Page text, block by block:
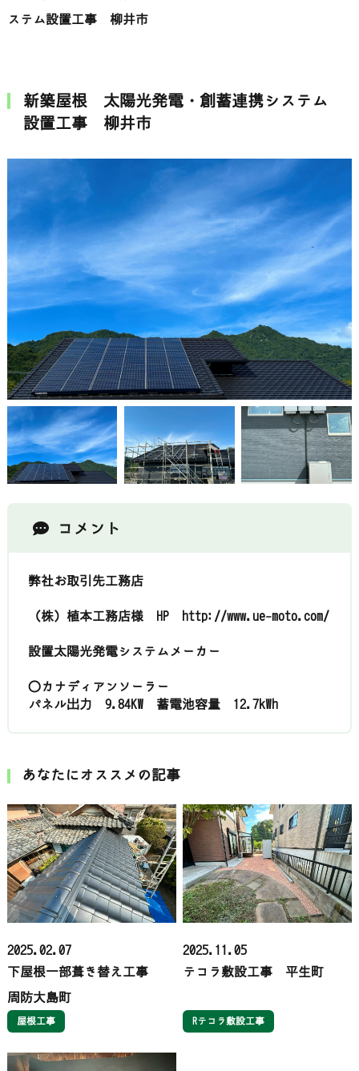
ステム設置工事 柳井市
新築屋根 太陽光発電・創蓄連携システム
設置工事 柳井市
コメント
弊社お取引先工務店
（株）植本工務店様 HP http://www.ue-moto.com/
設置太陽光発電システムメーカー
〇カナディアンソーラー
パネル出力 9.84KW 蓄電池容量 12.7kWh
あなたにオススメの記事
2025.02.07
下屋根一部葺き替え工事
周防大島町
屋根工事
2025.11.05
テコラ敷設工事 平生町
Rテコラ敷設工事